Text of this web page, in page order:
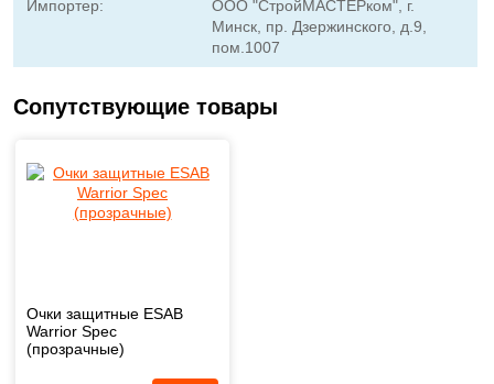
Импортер:
ООО "СтройМАСТЕРком", г.
Минск, пр. Дзержинского, д.9,
пом.1007
Сопутствующие товары
Очки защитные ESAB
Warrior Spec
(прозрачные)